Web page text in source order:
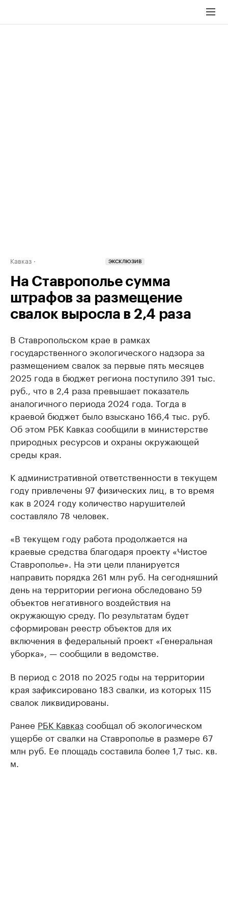
Кавказ ЭКСКЛЮЗИВ
На Ставрополье сумма
штрафов за размещение
свалок выросла в 2,4 раза
В Ставропольском крае в рамках
государственного экологического надзора за
размещением свалок за первые пять месяцев
2025 года в бюджет региона поступило 391 тыс.
руб., что в 2,4 раза превышает показатель
аналогичного периода 2024 года. Тогда в
краевой бюджет было взыскано 166,4 тыс. руб.
Об этом РБК Кавказ сообщили в министерстве
природных ресурсов и охраны окружающей
среды края.
К административной ответственности в текущем
году привлечены 97 физических лиц, в то время
как в 2024 году количество нарушителей
составляло 78 человек.
«В текущем году работа продолжается на
краевые средства благодаря проекту «Чистое
Ставрополье». На эти цели планируется
направить порядка 261 млн руб. На сегодняшний
день на территории региона обследовано 59
объектов негативного воздействия на
окружающую среду. По результатам будет
сформирован реестр объектов для их
включения в федеральный проект «Генеральная
уборка», — сообщили в ведомстве.
В период с 2018 по 2025 годы на территории
края зафиксировано 183 свалки, из которых 115
свалок ликвидированы.
Ранее РБК Кавказсообщал об экологическом
ущербе от свалки на Ставрополье в размере 67
млн руб. Ее площадь составила более 1,7 тыс. кв.
м.